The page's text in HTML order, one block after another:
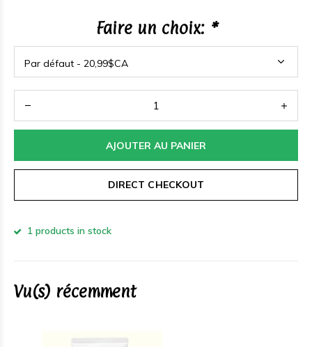
Faire un choix: *
AJOUTER AU PANIER
DIRECT CHECKOUT
1 products in stock
Vu(s) récemment